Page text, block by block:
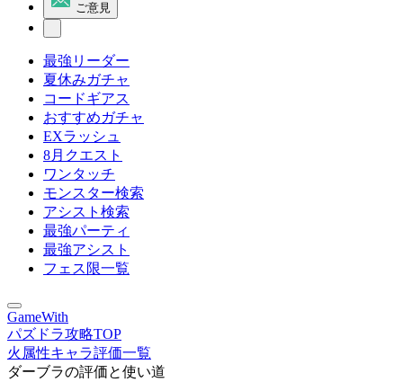
ご意見
最強リーダー
夏休みガチャ
コードギアス
おすすめガチャ
EXラッシュ
8月クエスト
ワンタッチ
モンスター検索
アシスト検索
最強パーティ
最強アシスト
フェス限一覧
GameWith
パズドラ攻略TOP
火属性キャラ評価一覧
ダーブラの評価と使い道